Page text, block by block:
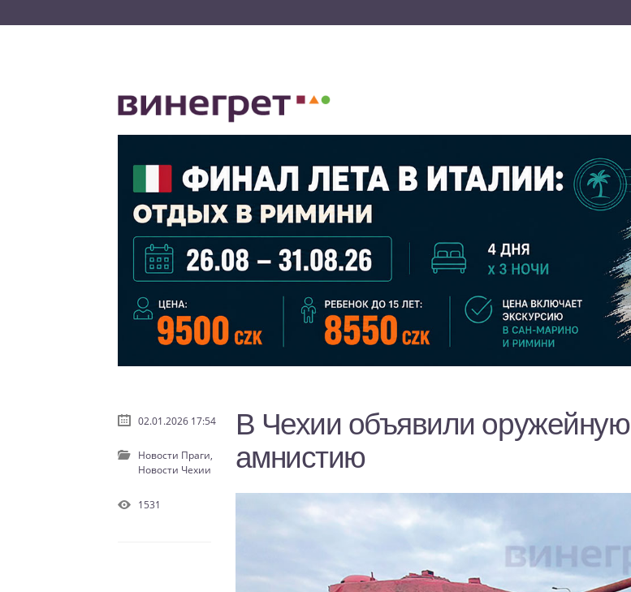
В Чехии объявили оружейную
амнистию
02.01.2026 17:54
Новости Праги,
Новости Чехии
1531